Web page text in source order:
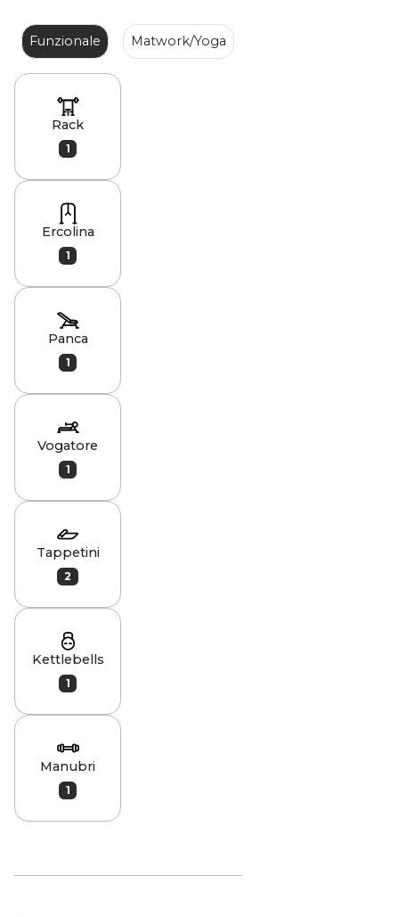
Funzionale Matwork/Yoga
Rack
1
Ercolina
1
Panca
1
Vogatore
1
Tappetini
2
Kettlebells
1
Manubri
1